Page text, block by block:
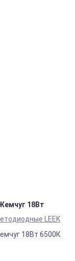
18Вт
LEEK
18Вт 6500К